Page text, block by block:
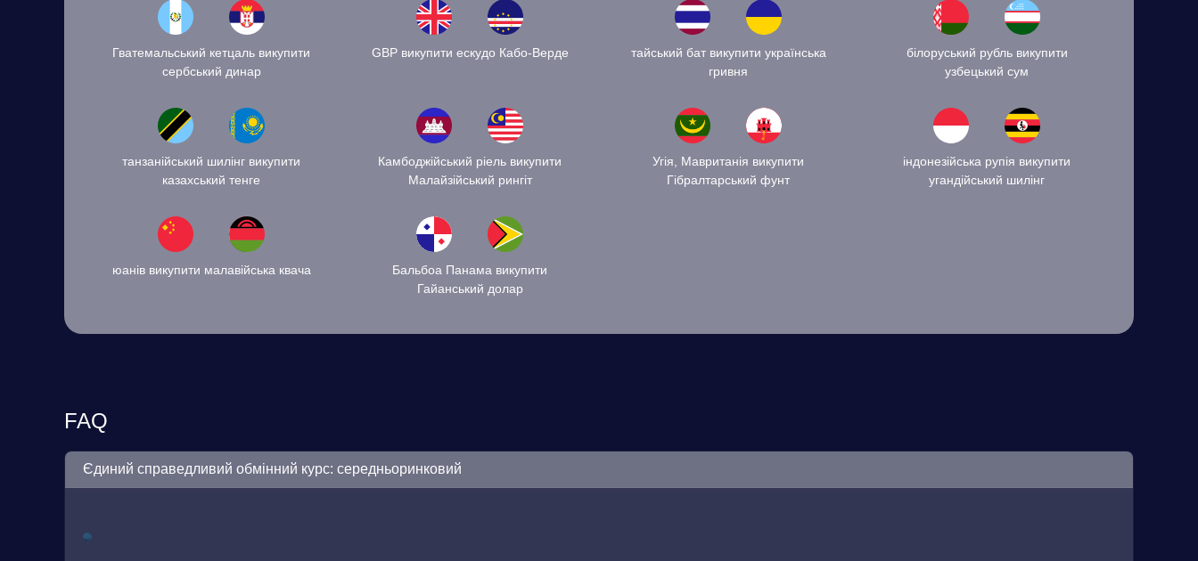
Гватемальський кетцаль викупити
сербський динар
GBP викупити ескудо Кабо-Верде
тайський бат викупити українська
гривня
білоруський рубль викупити
узбецький сум
танзанійський шилінг викупити
казахський тенге
Камбоджійський ріель викупити
Малайзійський рингіт
Угія, Мавританія викупити
Гібралтарський фунт
індонезійська рупія викупити
угандійський шилінг
юанів викупити малавійська квача
Бальбоа Панама викупити
Гайанський долар
FAQ
Єдиний справедливий обмінний курс: середньоринковий